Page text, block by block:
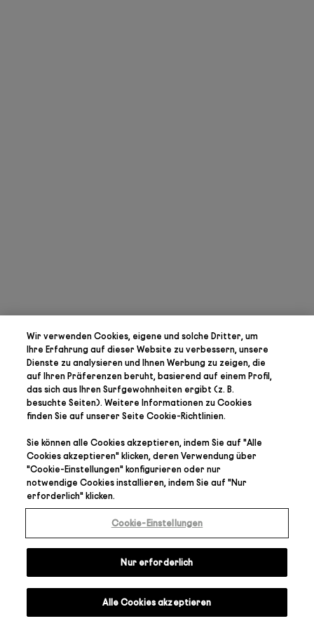
Wir verwenden Cookies, eigene und solche Dritter, um
Ihre Erfahrung auf dieser Website zu verbessern, unsere
Dienste zu analysieren und Ihnen Werbung zu zeigen, die
auf Ihren Präferenzenberuht, basierend auf einem Profil,
das sich aus Ihren Surfgewohnheiten ergibt (z. B.
besuchte Seiten). Weitere Informationen zu Cookies
finden Sie auf unserer SeiteCookie-Richtlinien.
Sie können alle Cookies akzeptieren, indem Sie auf "Alle
Cookies akzeptieren" klicken, deren Verwendung über
"Cookie-Einstellungen" konfigurieren oder nur
notwendige Cookies installieren, indem Sie auf "Nur
erforderlich" klicken.
Cookie-Einstellungen
Nur erforderlich
Alle Cookies akzeptieren